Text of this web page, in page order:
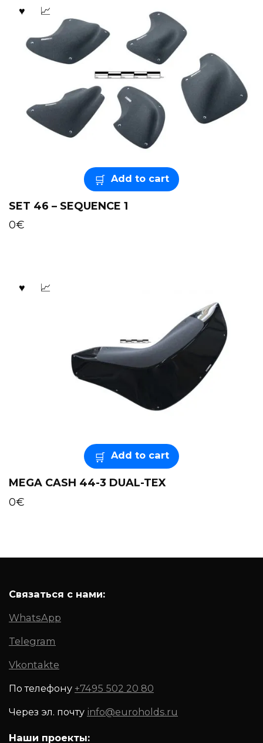
Add to cart
SET 46 – SEQUENCE 1
0€
Add to cart
MEGA CASH 44-3 DUAL-TEX
0€
Связаться с нами:
WhatsApp
Telegram
Vkontakte
По телефону +7495 502 20 80
Через эл. почту info@euroholds.ru
Наши проекты: